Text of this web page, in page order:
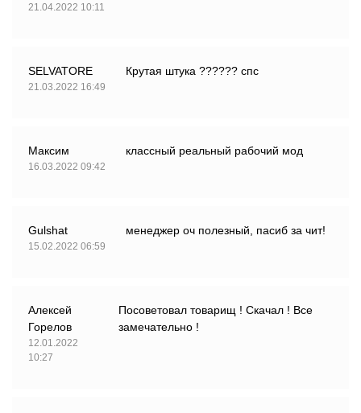
21.04.2022 10:11
SELVATORE
21.03.2022 16:49
Крутая штука ?????? спс
Максим
16.03.2022 09:42
классный реальный рабочий мод
Gulshat
15.02.2022 06:59
менеджер оч полезный, пасиб за чит!
Алексей
Горелов
12.01.2022
10:27
Посоветовал товарищ ! Скачал ! Все
замечательно !